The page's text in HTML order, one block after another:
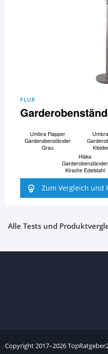
FLUR
Umbra Flapper
Garderobenständer
Grau
Hiska
Garderobenständer
Kirsche Edelstahl
Zum Vergleich und
Alle Tests und
Copyright2017–2026